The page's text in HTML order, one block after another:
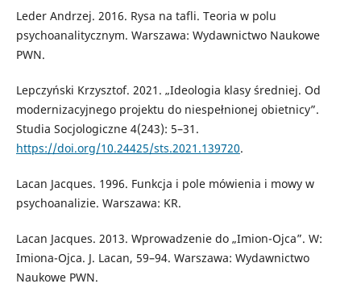
Leder Andrzej. 2016. Rysa na tafli. Teoria w polu
psychoanalitycznym. Warszawa: Wydawnictwo Naukowe
PWN.
Lepczyński Krzysztof. 2021. „Ideologia klasy średniej. Od
modernizacyjnego projektu do niespełnionej obietnicy”.
Studia Socjologiczne 4(243): 5–31.
https://doi.org/10.24425/sts.2021.139720.
Lacan Jacques. 1996. Funkcja i pole mówienia i mowy w
psychoanalizie. Warszawa: KR.
Lacan Jacques. 2013. Wprowadzenie do „Imion-Ojca”. W:
Imiona-Ojca. J. Lacan, 59–94. Warszawa: Wydawnictwo
Naukowe PWN.